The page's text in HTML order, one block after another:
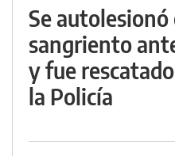
Se
sangriento
y fue
la Policía